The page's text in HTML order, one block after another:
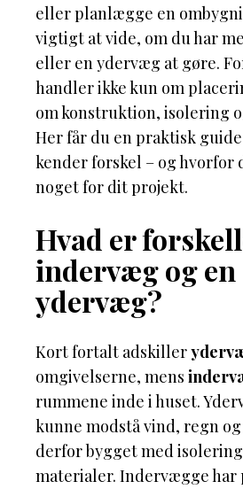
eller planlægge en
vigtigt at vide, om du har
eller en ydervæg at gøre.
handler ikke kun om
om konstruktion, isolering
Her får du en praktisk
kender forskel – og hvorfor
noget for dit projekt.
Hvad er
indervæg og en
ydervæg?
Kort fortalt adskiller
omgivelserne, mens
rummene inde i huset.
kunne modstå vind, regn
derfor bygget med
materialer. Indervægge